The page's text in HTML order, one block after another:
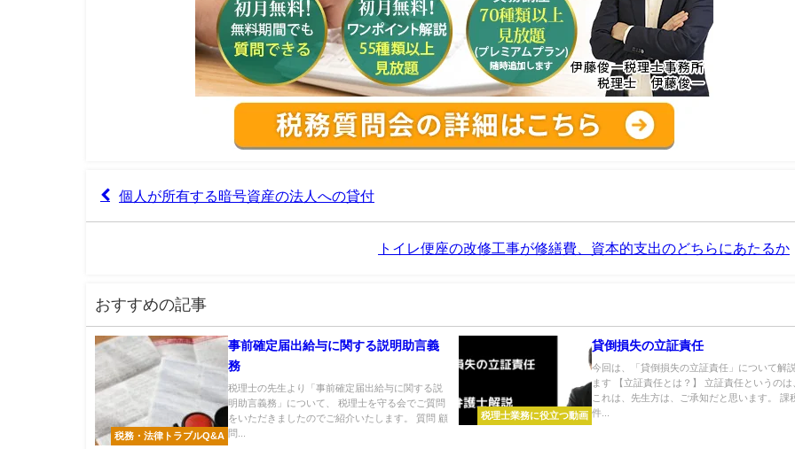
個人が所有する暗号資産の法人への貸付
トイレ便座の改修工事が修繕費、資本的支出のどちらにあたるか
おすすめの記事
税務・法律トラブルQ&A
事前確定届出給与に関する説明助言義
務
税理士の先生より「事前確定届出給与に関する説
明助言義務」について、 税理士を守る会でご質問
をいただきましたのでご紹介いたします。 質問 顧
問...
税理士業務に役立つ動画
貸倒損失の立証責任
今回は、「貸倒損失の立証責任」について解
ます 【立証責任とは？】 立証責任というのは
これは、先生方は、ご承知だと思います。 課
件...